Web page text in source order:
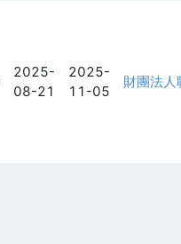
2025-
08-21
2025-
11-05
財團法人